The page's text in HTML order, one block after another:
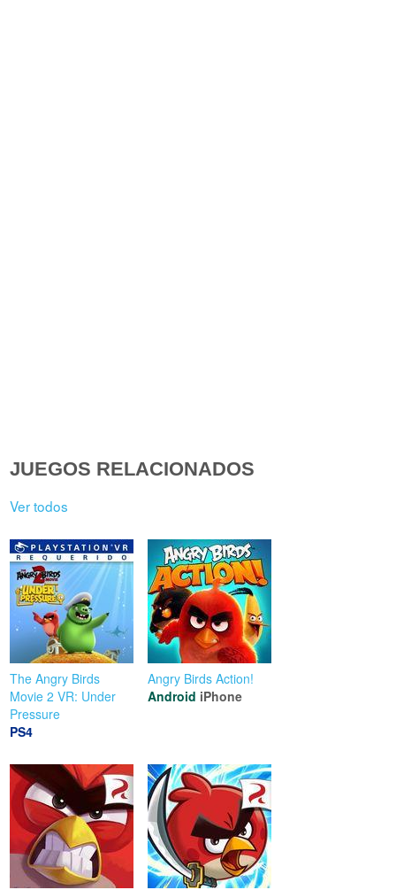
JUEGOS RELACIONADOS
Ver todos
The Angry Birds
Movie 2 VR: Under
Pressure
PS4
Angry Birds Action!
Android iPhone